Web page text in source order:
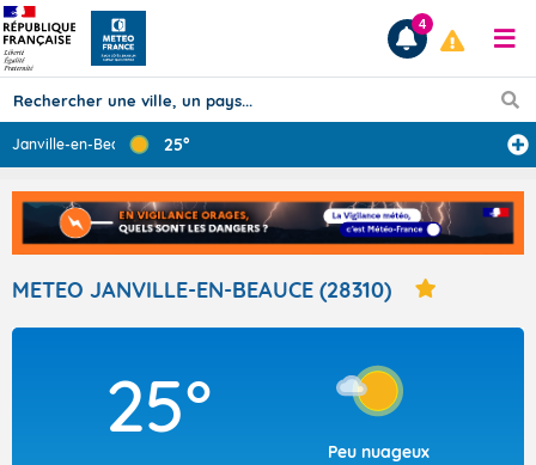
Prévisions
TOUS LES RÉSULTATS
Articles
4
Janville-en-Bea ... 25°
METEO JANVILLE-EN-BEAUCE (28310)
25°
Peu nuageux